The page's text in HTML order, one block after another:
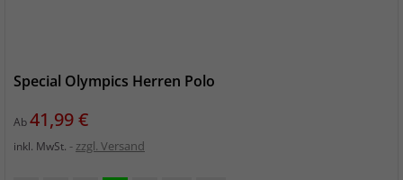
Special Olympics Herren Polo
AbPreis
41,99 €
inkl. MwSt. zzgl. Versand